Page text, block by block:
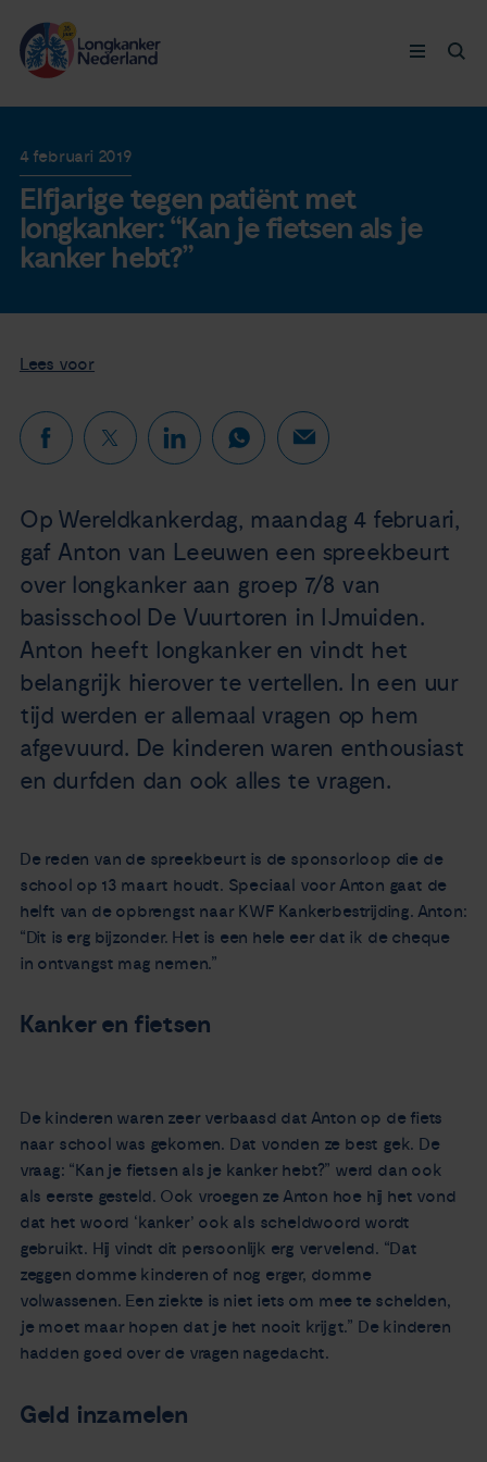
Doneer nu
Nieuws
Agenda
Over ons
Zorgverleners
Contact
Longkanker
Leven met
Ervaringen
4 februari 2019
Elfjarige tegen patiënt met
longkanker: “Kan je fietsen als je
kanker hebt?”
Lees voor
Op Wereldkankerdag, maandag 4 februari,
gaf Anton van Leeuwen een spreekbeurt
over longkanker aan groep 7/8 van
basisschool De Vuurtoren in IJmuiden.
Anton heeft longkanker en vindt het
belangrijk hierover te vertellen. In een uur
tijd werden er allemaal vragen op hem
afgevuurd. De kinderen waren enthousiast
en durfden dan ook alles te vragen.
De reden van de spreekbeurt is de sponsorloop die de
school op 13 maart houdt. Speciaal voor Anton gaat de
helft van de opbrengst naar KWF Kankerbestrijding. Anton:
“Dit is erg bijzonder. Het is een hele eer dat ik de cheque
in ontvangst mag nemen.”
Kanker en fietsen
De kinderen waren zeer verbaasd dat Anton op de fiets
naar school was gekomen. Dat vonden ze best gek. De
vraag: “Kan je fietsen als je kanker hebt?” werd dan ook
als eerste gesteld. Ook vroegen ze Anton hoe hij het vond
dat het woord ‘kanker’ ook als scheldwoord wordt
gebruikt. Hij vindt dit persoonlijk erg vervelend. “Dat
zeggen domme kinderen of nog erger, domme
volwassenen. Een ziekte is niet iets om mee te schelden,
je moet maar hopen dat je het nooit krijgt.” De kinderen
hadden goed over de vragen nagedacht.
Geld inzamelen